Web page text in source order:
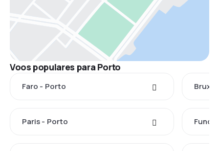
Voos populares para Porto
Faro - Porto
Paris - Porto